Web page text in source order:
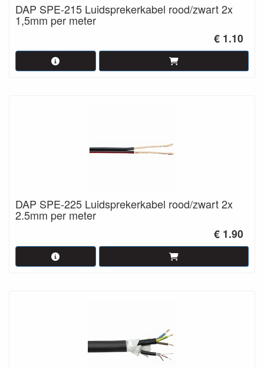
DAP SPE-215 Luidsprekerkabel rood/zwart 2x
1,5mm per meter
€ 1.10
DAP SPE-225 Luidsprekerkabel rood/zwart 2x
2.5mm per meter
€ 1.90